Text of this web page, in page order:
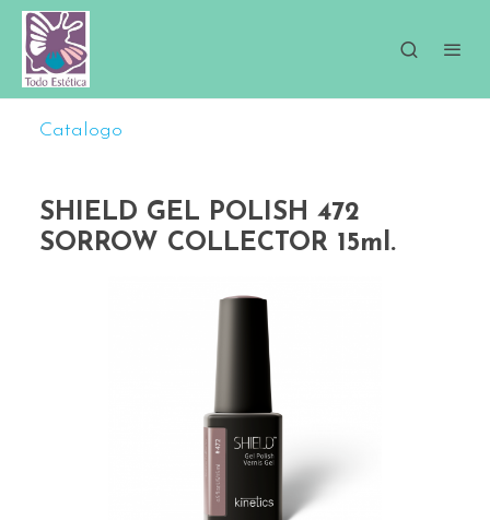
Catalogo
SHIELD GEL POLISH 472
SORROW COLLECTOR 15ml.